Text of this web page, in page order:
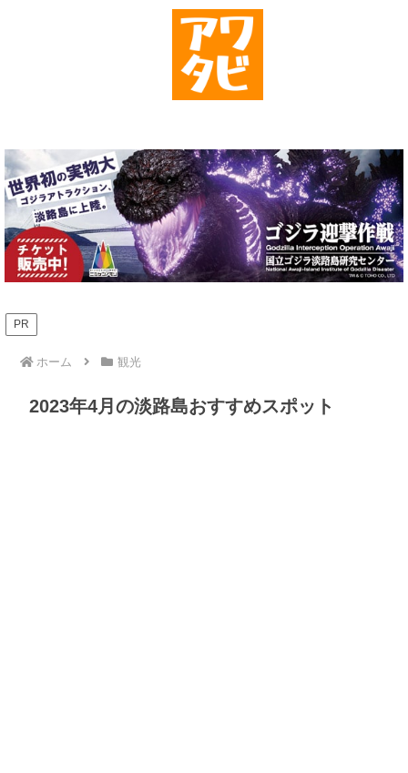
PR
ホーム 観光
2023年4月の淡路島おすすめスポット